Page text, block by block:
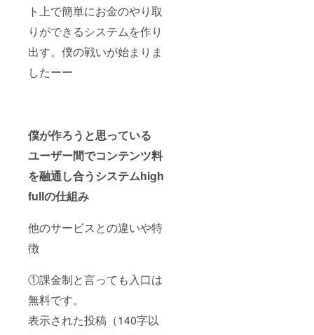
ト上で簡単にお金のやり取
りができるシステムを作り
出す。僕の戦いが始まりま
したーー
僕が作ろうと思っている
ユーザー間でコンテンツ料
を融通し合うシステムhigh
fullの仕組み
他のサービスとの違いや特
徴
①課金制と言っても入口は
無料です。
表示された投稿（140字以